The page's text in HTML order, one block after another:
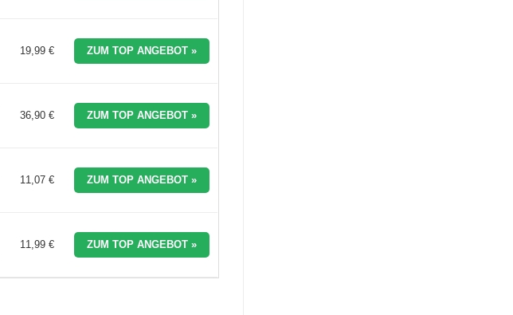
19,99 € ZUM TOP ANGEBOT »
36,90 € ZUM TOP ANGEBOT »
11,07 € ZUM TOP ANGEBOT »
11,99 € ZUM TOP ANGEBOT »